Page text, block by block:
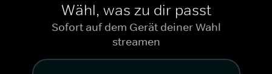
Wähl, was zu dir passt
Sofort auf dem Gerät deiner Wahl
streamen